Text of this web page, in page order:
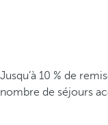
Jusqu’à 10 % de
nombre de séjours